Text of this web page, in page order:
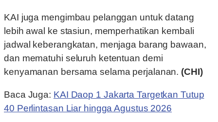
KAI juga mengimbau pelanggan untuk datang
lebih awal ke stasiun, memperhatikan kembali
jadwal keberangkatan, menjaga barang bawaan,
dan mematuhi seluruh ketentuan demi
kenyamanan bersama selama perjalanan. (CHI)
Baca Juga: KAI Daop 1 Jakarta Targetkan Tutup
40 Perlintasan Liar hingga Agustus 2026